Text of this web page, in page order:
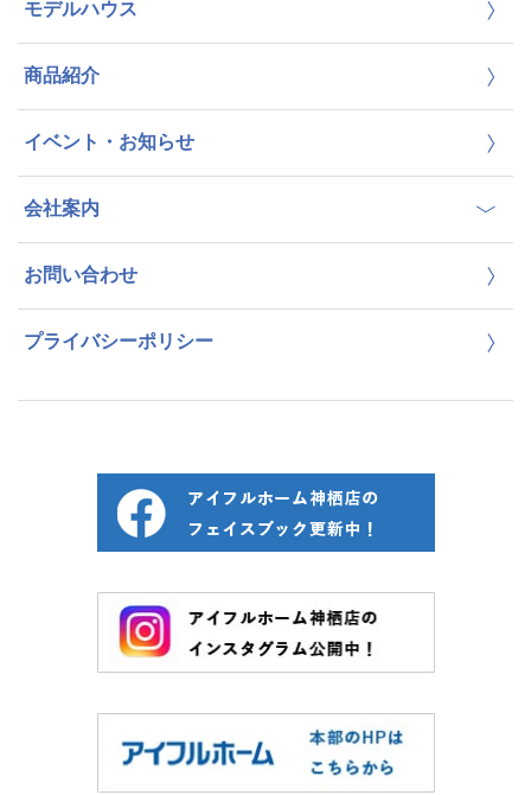
モデルハウス
商品紹介
イベント・お知らせ
会社案内
お問い合わせ
プライバシーポリシー